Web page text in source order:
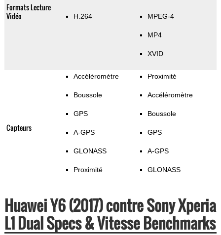
Formats Lecture
Vidéo
H.264 MPEG-4
MP4
XVID
Capteurs
Accéléromètre
Boussole
GPS
A-GPS
GLONASS
Proximité
Proximité
Accéléromètre
Boussole
GPS
A-GPS
GLONASS
Huawei Y6 (2017) contre Sony Xperia
L1 Dual Specs & Vitesse Benchmarks